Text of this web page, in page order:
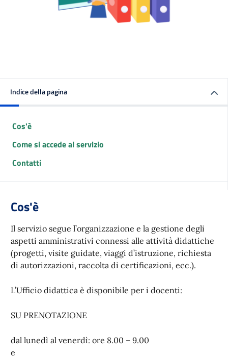
Indice della pagina
Cos'è
Come si accede al servizio
Contatti
Cos'è
Il servizio segue l’organizzazione e la gestione degli
aspetti amministrativi connessi alle attività didattiche
(progetti, visite guidate, viaggi d’istruzione, richiesta
di autorizzazioni, raccolta di certificazioni, ecc.).
L’Ufficio didattica è disponibile per i docenti:
SU PRENOTAZIONE
dal lunedì al venerdì: ore 8.00 – 9.00
e